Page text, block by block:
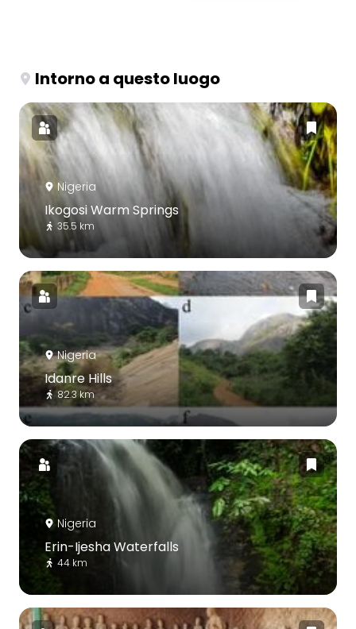
Intorno a questo luogo
Nigeria
Ikogosi Warm Springs
35.5 km
Nigeria
Idanre Hills
82.3 km
Nigeria
Erin-Ijesha Waterfalls
44 km